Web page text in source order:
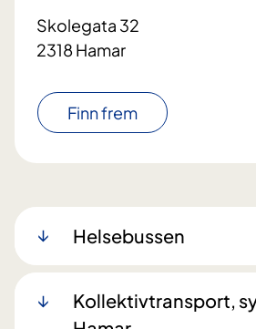
Skolegata 32
2318 Hamar
Finn frem
Helsebussen
Kollektivtransport,